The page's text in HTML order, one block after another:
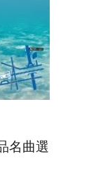
品名曲選